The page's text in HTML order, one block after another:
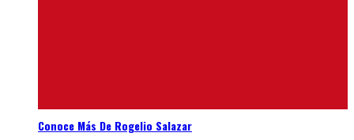
Conoce Más De Rogelio Salazar